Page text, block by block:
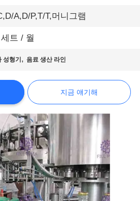
A,D/P,T/T,머니그램
트 / 월
성형기 , 음료 생산 라인
지금 얘기해